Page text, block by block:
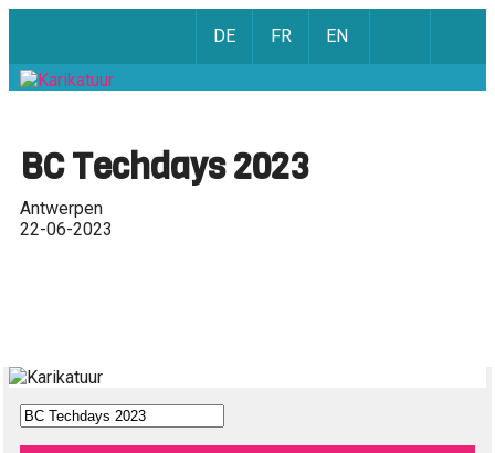
DE FR EN
BC Techdays 2023
Antwerpen
22-06-2023